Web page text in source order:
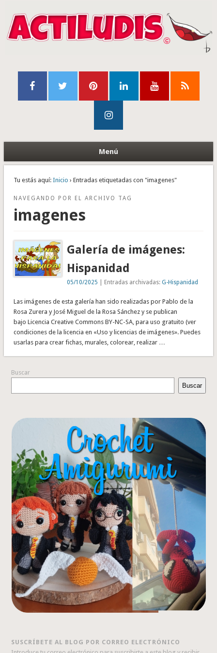
Menú
Tu estás aquí: Inicio › Entradas etiquetadas con "imagenes"
NAVEGANDO POR EL ARCHIVO TAG
imagenes
Galería de imágenes:
Hispanidad
05/10/2025 | Entradas archivadas:G-Hispanidad
Las imágenes de esta galería han sido realizadas por Pablo de la
Rosa Zurera y José Miguel de la Rosa Sánchez y se publican
bajo Licencia Creative Commons BY-NC-SA, para uso gratuito (ver
condiciones de la licencia en «Uso y licencias de imágenes». Puedes
usarlas para crear fichas, murales, colorear, realizar …
Buscar
Buscar
SUSCRÍBETE AL BLOG POR CORREO ELECTRÓNICO